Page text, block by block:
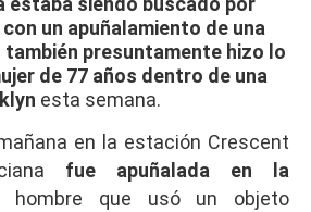
con un apuñalamiento de una
también presuntamente hizo lo
de 77 años dentro de una
esta semana.
en la estación Crescent
fue apuñalada en la
hombre que usó un objeto